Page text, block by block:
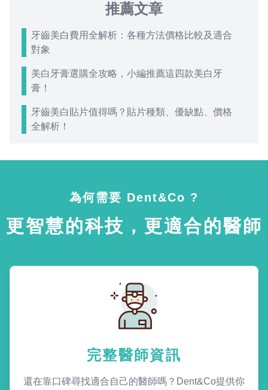
推薦文章
牙齒美白費用全解析：各種方法價格比較及適合
對象
美白牙膏選購全攻略，小編推薦這四款美白牙
膏！
牙齒美白貼片值得嗎？貼片種類、優缺點、價格
全解析！
為何需要 Dent&Co ?
更智慧的科技，更適合的醫師
完整醫師資訊
還在靠口碑尋找適合自己的醫師嗎？Dent&Co提供你